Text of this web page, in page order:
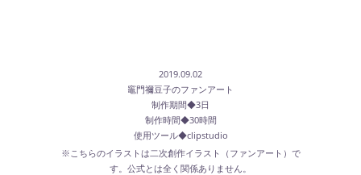
2019.09.02
竈門禰豆子のファンアート
制作期間◆3日
制作時間◆30時間
使用ツール◆clipstudio
※こちらのイラストは二次創作イラスト（ファンアート）で
す。公式とは全く関係ありません。